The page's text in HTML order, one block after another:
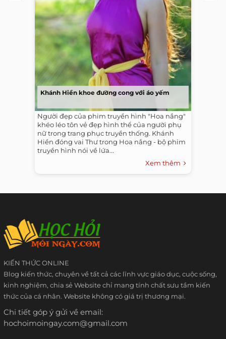
Khánh Hiền khoe đường cong với áo yếm
Người đẹp của phim truyền hình "Hoa nắng"
khéo léo tôn vẻ đẹp hình thể của người phụ
nữ trong trang phục truyền thống. Khánh
Hiền đóng vai Thư trong Hoa nắng - bộ phim
truyền hình nói về lứa...
Xem thêm
KIẾN THỨC ONLINE
Blog kiến thức, chuyên về tất cả các lĩnh vực giáo dục, cuộc sống,
kinh nghiệm, chia sẻ Website chỉ mang tính chất sưu tầm kiến
thức của cá nhân. Website không có giá trị thương mại.
Chi tiết góp ý gửi về email:
hochoimoingay.com@gmail.com